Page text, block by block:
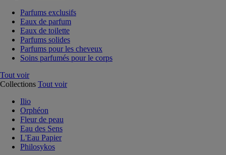
Parfums exclusifs
Eaux de parfum
Eaux de toilette
Parfums solides
Parfums pour les cheveux
Soins parfumés pour le corps
Tout voir
Collections Tout voir
Ilio
Orphéon
Fleur de peau
Eau des Sens
L'Eau Papier
Philosykos